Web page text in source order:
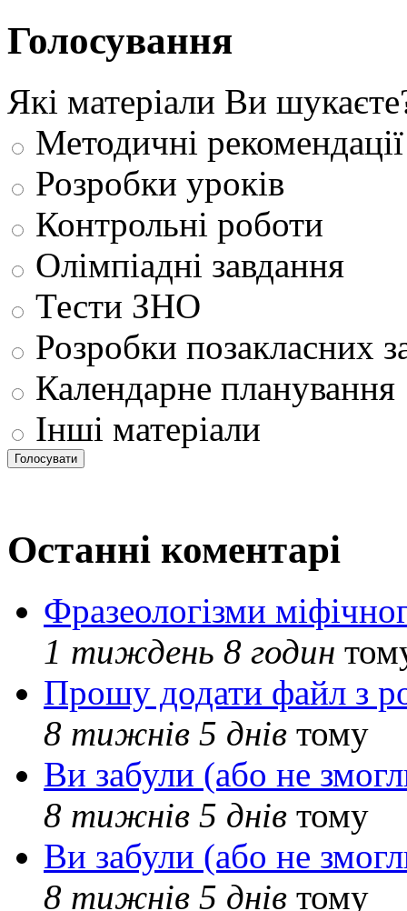
Голосування
Які матеріали Ви
Методичні рекомендації
Розробки уроків
Контрольні роботи
Олімпіадні завдання
Тести ЗНО
Розробки позакласних
Календарне планування
Інші матеріали
Останні коментарі
Фразеологізми
1 тиждень 8 годин
Прошу додати файл з
8 тижнів 5 днів тому
Ви забули (або не
8 тижнів 5 днів тому
Ви забули (або не
8 тижнів 5 днів тому